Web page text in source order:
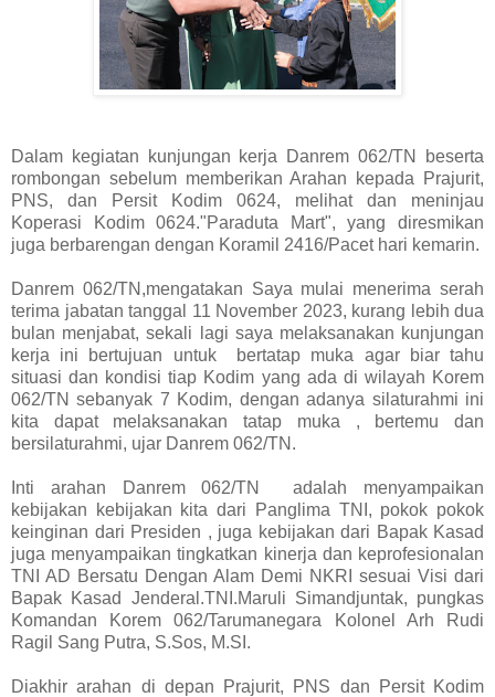
Dalam kegiatan kunjungan kerja Danrem 062/TN beserta
rombongan sebelum memberikan Arahan kepada Prajurit,
PNS, dan Persit Kodim 0624, melihat dan meninjau
Koperasi Kodim 0624."Paraduta Mart", yang diresmikan
juga berbarengan dengan Koramil 2416/Pacet hari kemarin.
Danrem 062/TN,mengatakan Saya mulai menerima serah
terima jabatan tanggal 11 November 2023, kurang lebih dua
bulan menjabat, sekali lagi saya melaksanakan kunjungan
kerja ini bertujuan untuk bertatap muka agar biar tahu
situasi dan kondisi tiap Kodim yang ada di wilayah Korem
062/TN sebanyak 7 Kodim, dengan adanya silaturahmi ini
kita dapat melaksanakan tatap muka , bertemu dan
bersilaturahmi, ujar Danrem 062/TN.
Inti arahan Danrem 062/TN adalah menyampaikan
kebijakan kebijakan kita dari Panglima TNI, pokok pokok
keinginan dari Presiden , juga kebijakan dari Bapak Kasad
juga menyampaikan tingkatkan kinerja dan keprofesionalan
TNI AD Bersatu Dengan Alam Demi NKRI sesuai Visi dari
Bapak Kasad Jenderal.TNI.Maruli Simandjuntak, pungkas
Komandan Korem 062/Tarumanegara Kolonel Arh Rudi
Ragil Sang Putra, S.Sos, M.SI.
Diakhir arahan di depan Prajurit, PNS dan Persit Kodim